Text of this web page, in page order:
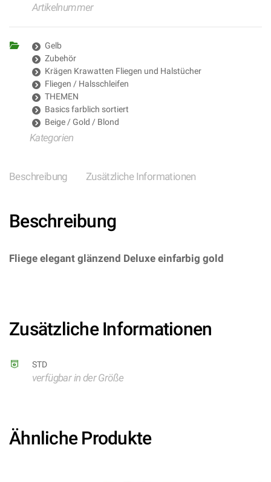
Artikelnummer
Gelb
Zubehör
Krägen Krawatten Fliegen und Halstücher
Fliegen / Halsschleifen
THEMEN
Basics farblich sortiert
Beige / Gold / Blond
Kategorien
Beschreibung Zusätzliche Informationen
Beschreibung
Fliege elegant glänzend Deluxe einfarbig gold
Zusätzliche Informationen
STD
verfügbar in der Größe
Ähnliche Produkte